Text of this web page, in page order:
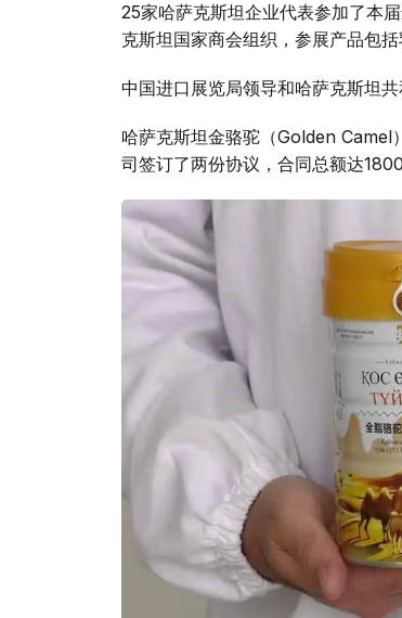
25家哈萨克斯坦企业代表参加了本
克斯坦国家商会组织，参展产品包
中国进口展览局领导和哈萨克斯坦
哈萨克斯坦金骆驼（Golden Camel
司签订了两份协议，合同总额达1800